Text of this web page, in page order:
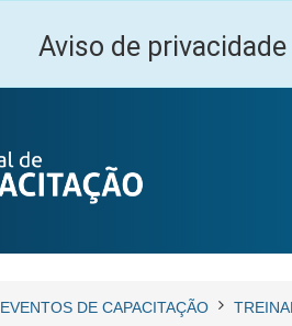
Aviso de
EVENTOS DE CAPACITAÇÃO